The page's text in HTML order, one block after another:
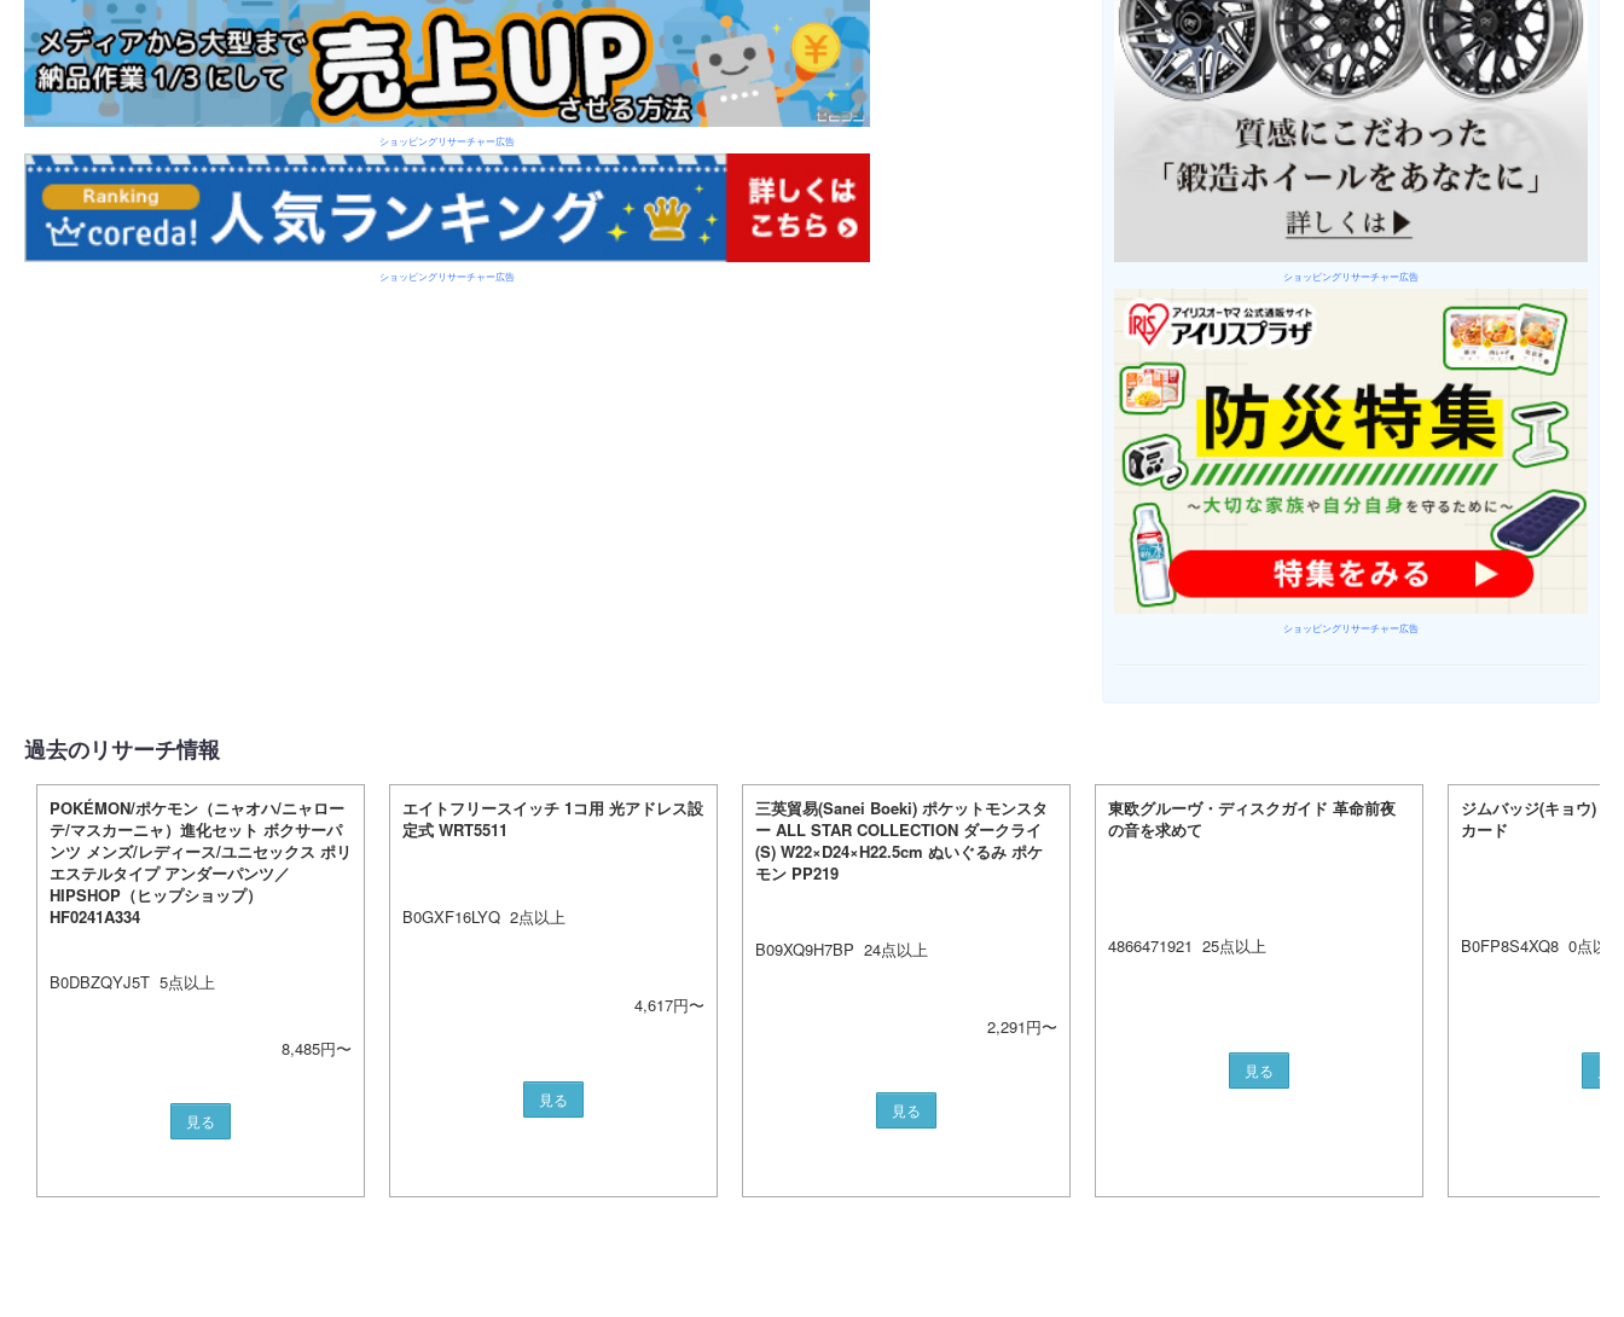
ショッピングリサーチャー広告
ショッピングリサーチャー広告 ショッピングリサーチャー広告
ショッピングリサーチャー広告
過去のリサーチ情報
POKÉMON/ポケモン（ニャオハ/ニャロー
テ/マスカーニャ）進化セット ボクサーパ
ンツ メンズ/レディース/ユニセックス ポリ
エステルタイプ アンダーパンツ／
HIPSHOP（ヒップショップ）
HF0241A334
B0DBZQYJ5T 5点以上
8,485円〜
見る
エイトフリースイッチ 1コ用 光アドレス設
定式 WRT5511
B0GXF16LYQ 2点以上
4,617円〜
見る
三英貿易(Sanei Boeki) ポケットモンスタ
ー ALL STAR COLLECTION ダークライ
(S) W22×D24×H22.5cm ぬいぐるみ ポケ
モン PP219
B09XQ9H7BP 24点以上
2,291円〜
見る
東欧グルーヴ・ディスクガイド 革命前夜
の音を求めて
4866471921 25点以上
見る
ジムバッジ(キョウ)【
カード
B0FP8S4XQ8 0点以上